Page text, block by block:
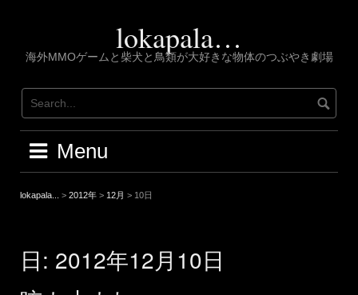
lokapala…
海外MMOゲームと柴犬と鳥類が大好きな物体のつぶやき劇場
Menu
lokapala... > 2012年 > 12月 > 10日
日: 2012年12月10日